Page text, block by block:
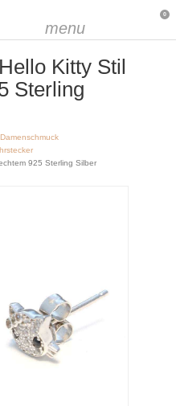
menu
0
Kitty Stil
Sterling
Damenschmuck
925 Sterling Silber